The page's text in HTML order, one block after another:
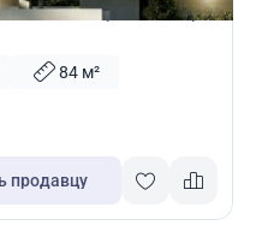
в Ларнака, Кипр
84 м²
продавцу